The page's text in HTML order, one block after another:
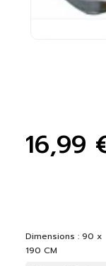
16,99
Dimensions : 90 x
190 CM